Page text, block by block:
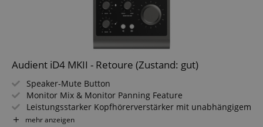
Audient iD4 MKII - Retoure (Zustand: gut)
Speaker-Mute Button
Monitor Mix & Monitor Panning Feature
Leistungsstarker Kopfhörerverstärker mit unabhängigem
DAC
mehr anzeigen